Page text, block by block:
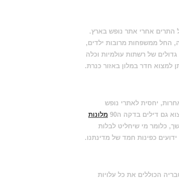
התרים אחרי אתר נופש בארץ.
החל ממשפחות מרובות ילדים,
של רשתות עולמיות וכלה
למצוא חדר במלון באזור כנרת.
יחסית לאתרי נופש
גם דילים בדקה ה90
מלונות
כלומר מי שיחליט לבלות
ידועים כפינות חמד של מדינתנו.
הכוללים את כל עלויות